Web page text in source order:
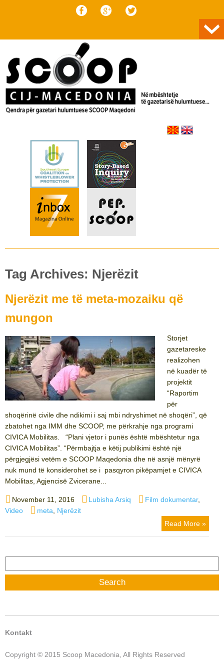
Tag Archives: Njerëzit
Njerëzit me të meta-mozaiku që
mungon
Storjet
gazetareske
realizohen
në kuadër të
projektit
“Raportim
për
shoqërinë civile dhe ndikimi i saj mbi ndryshimet në shoqëri”, që
zbatohet nga IMM dhe SCOOP, me përkrahje nga programi
CIVICA Mobilitas. “Plani vjetor i punës është mbështetur nga
CIVICA Mobilitas”. “Përmbajtja e këtij publikimi është një
përgjegjësi vetëm e SCOOP Maqedonia dhe në asnjë mënyrë
nuk mund të konsiderohet se i pasqyron pikëpamjet e CIVICA
Mobilitas, Agjencisë Zvicerane...
Posted
on
November 11, 2016 Author
Lubisha Arsiq Categories
Film dokumentar,
Video
Tags
meta
Njerëzit
Read More »
for:
Kontakt
Copyright © 2015 Scoop Macedonia, All Rights Reserved